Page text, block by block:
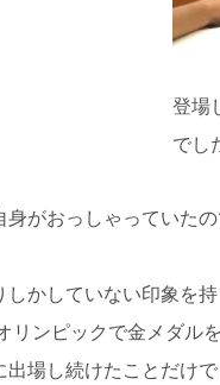
登場
でし
身がおっしゃっていた
かしていない印象を
リンピックで金メダル
出場し続けたことだけ